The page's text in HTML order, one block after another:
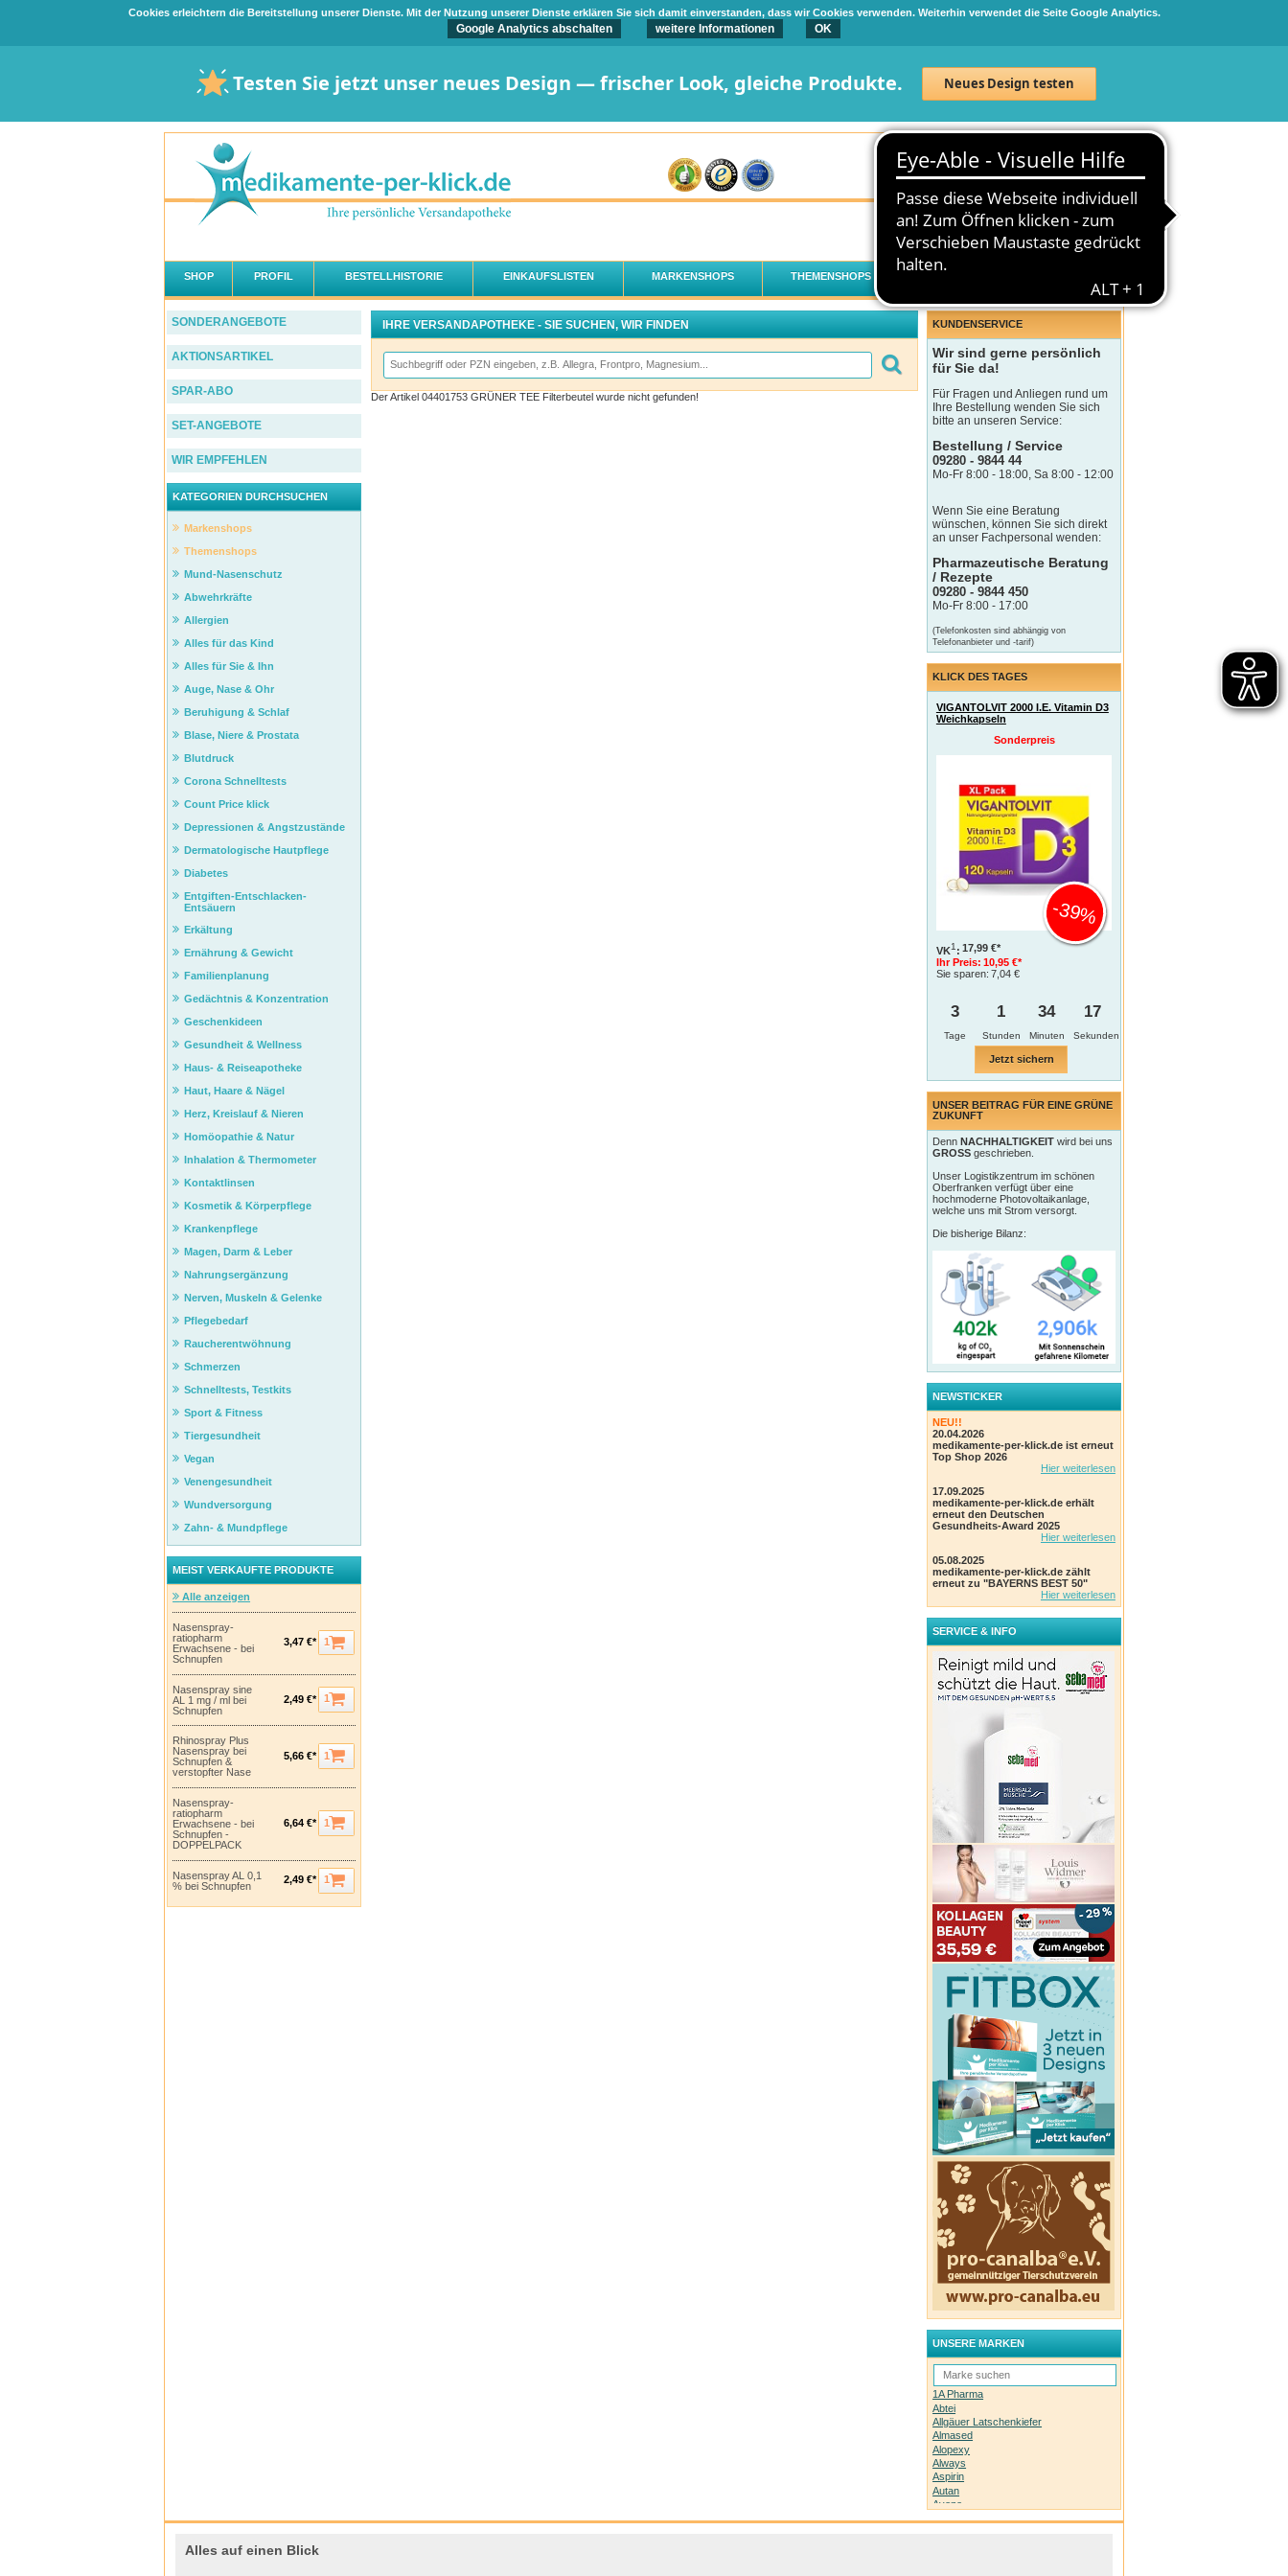
Cookies erleichtern die Bereitstellung unserer Dienste. Mit der Nutzung unserer Dienste erklären Sie sich damit einverstanden, dass wir Cookies verwenden. Weiterhin verwendet die Seite Google Analytics.
Google Analytics abschalten weitere Informationen OK
Testen Sie jetzt unser neues Design — frischer Look, gleiche Produkte. Neues Design testen
Neuanmeldung Anmelden
0 Artikel 0,00 €
SHOP PROFIL BESTELLHISTORIE EINKAUFSLISTEN MARKENSHOPS THEMENSHOPS
IHRE VERSANDAPOTHEKE - SIE SUCHEN, WIR FINDEN
Der Artikel 04401753 GRÜNER TEE Filterbeutel wurde nicht gefunden!
SONDERANGEBOTE
AKTIONSARTIKEL
SPAR-ABO
SET-ANGEBOTE
WIR EMPFEHLEN
KATEGORIEN DURCHSUCHEN
Markenshops
Themenshops
Mund-Nasenschutz
Abwehrkräfte
Allergien
Alles für das Kind
Alles für Sie & Ihn
Auge, Nase & Ohr
Beruhigung & Schlaf
Blase, Niere & Prostata
Blutdruck
Corona Schnelltests
Count Price klick
Depressionen & Angstzustände
Dermatologische Hautpflege
Diabetes
Entgiften-Entschlacken-
Entsäuern
Erkältung
Ernährung & Gewicht
Familienplanung
Gedächtnis & Konzentration
Geschenkideen
Gesundheit & Wellness
Haus- & Reiseapotheke
Haut, Haare & Nägel
Herz, Kreislauf & Nieren
Homöopathie & Natur
Inhalation & Thermometer
Kontaktlinsen
Kosmetik & Körperpflege
Krankenpflege
Magen, Darm & Leber
Nahrungsergänzung
Nerven, Muskeln & Gelenke
Pflegebedarf
Raucherentwöhnung
Schmerzen
Schnelltests, Testkits
Sport & Fitness
Tiergesundheit
Vegan
Venengesundheit
Wundversorgung
Zahn- & Mundpflege
MEIST VERKAUFTE PRODUKTE
Alle anzeigen
Nasenspray-
ratiopharm
Erwachsene - bei
Schnupfen
3,47 €* 1
Nasenspray sine
AL 1 mg / ml bei
Schnupfen
2,49 €* 1
Rhinospray Plus
Nasenspray bei
Schnupfen &
verstopfter Nase
5,66 €* 1
Nasenspray-
ratiopharm
Erwachsene - bei
Schnupfen -
DOPPELPACK
6,64 €* 1
Nasenspray AL 0,1
% bei Schnupfen
2,49 €* 1
KUNDENSERVICE
Wir sind gerne persönlich
für Sie da!
Für Fragen und Anliegen rund um
Ihre Bestellung wenden Sie sich
bitte an unseren Service:
Bestellung / Service
09280 - 9844 44
Mo-Fr 8:00 - 18:00, Sa 8:00 - 12:00
Wenn Sie eine Beratung
wünschen, können Sie sich direkt
an unser Fachpersonal wenden:
Pharmazeutische Beratung
/ Rezepte
09280 - 9844 450
Mo-Fr 8:00 - 17:00
(Telefonkosten sind abhängig von
Telefonanbieter und -tarif)
KLICK DES TAGES
VIGANTOLVIT 2000 I.E. Vitamin D3
Weichkapseln
Sonderpreis
VK1 : 17,99 €*
Ihr Preis: 10,95 €*
Sie sparen: 7,04 €
-39%
3
Tage
1 34 17
Jetzt sichern
UNSER BEITRAG FÜR EINE GRÜNE
ZUKUNFT
DennNACHHALTIGKEIT wird bei uns
GROSS geschrieben.
Unser Logistikzentrum im schönen
Oberfranken verfügt über eine
hochmoderne Photovoltaikanlage,
welche uns mit Strom versorgt.
Die bisherige Bilanz:
NEWSTICKER
NEU!!
20.04.2026
medikamente-per-klick.de ist erneut
Top Shop 2026
Hier weiterlesen
17.09.2025
medikamente-per-klick.de erhält
erneut den Deutschen
Gesundheits-Award 2025
Hier weiterlesen
05.08.2025
medikamente-per-klick.de zählt
erneut zu "BAYERNS BEST 50"
Hier weiterlesen
SERVICE & INFO
UNSERE MARKEN
1A Pharma
Abtei
Allgäuer Latschenkiefer
Almased
Alopexy
Always
Aspirin
Autan
Avene
Bachblüten-Orginal
Alles auf einen Blick